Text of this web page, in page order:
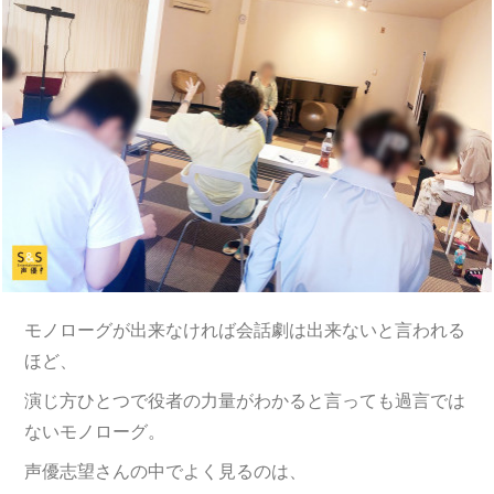
モノローグが出来なければ会話劇は出来ないと言われる
ほど、
演じ方ひとつで役者の力量がわかると言っても過言では
ないモノローグ。
声優志望さんの中でよく見るのは、